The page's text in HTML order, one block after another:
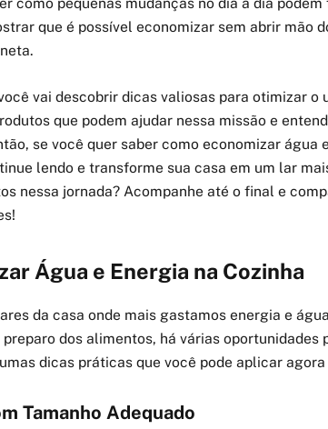
como pequenas mudanças no dia a dia
que é possível economizar sem abrir mão
vai descobrir dicas valiosas para otimizar o
que podem ajudar nessa missão e
se você quer saber como economizar água
lendo e transforme sua casa em um lar
nessa jornada? Acompanhe até o final e
Água e Energia na Cozinha
da casa onde mais gastamos energia e
dos alimentos, há várias oportunidades
dicas práticas que você pode aplicar agora
Tamanho Adequado